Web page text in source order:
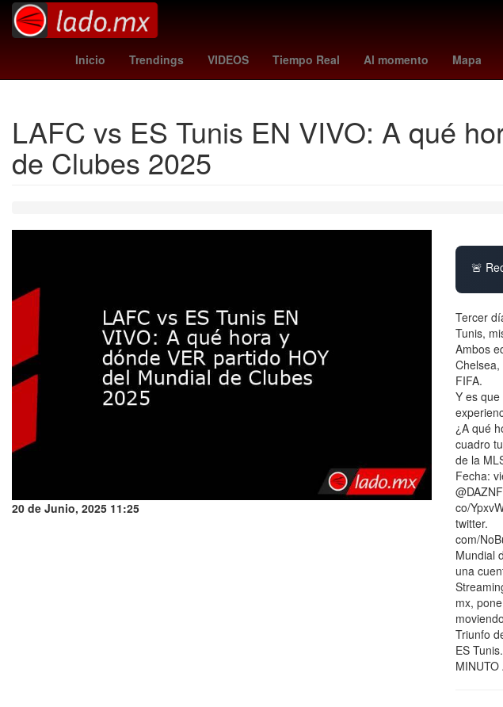
Inicio Trendings VIDEOS Tiempo Real Al momento Mapa
Club Santos Laguna Empresa INAPAM Eclipse
LAFC vs ES Tunis EN VIVO: A qué
de Clubes 2025
20 de Junio, 2025 11:25
🚨
Tercer
Tunis,
Ambos
FIFA.
Y es
¿A qué
cuadro
de la
Fecha:
co/
twitter.
com/
Mundial
una
mx,
Triunfo
ES Tunis.
MINUTO